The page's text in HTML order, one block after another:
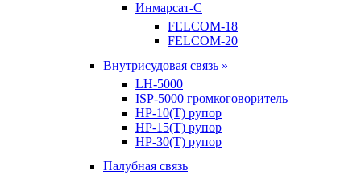
Инмарсат-С
FELCOM-18
FELCOM-20
Внутрисудовая связь »
LH-5000
ISP-5000 громкоговоритель
HP-10(T) рупор
HP-15(T) рупор
HP-30(T) рупор
Палубная связь